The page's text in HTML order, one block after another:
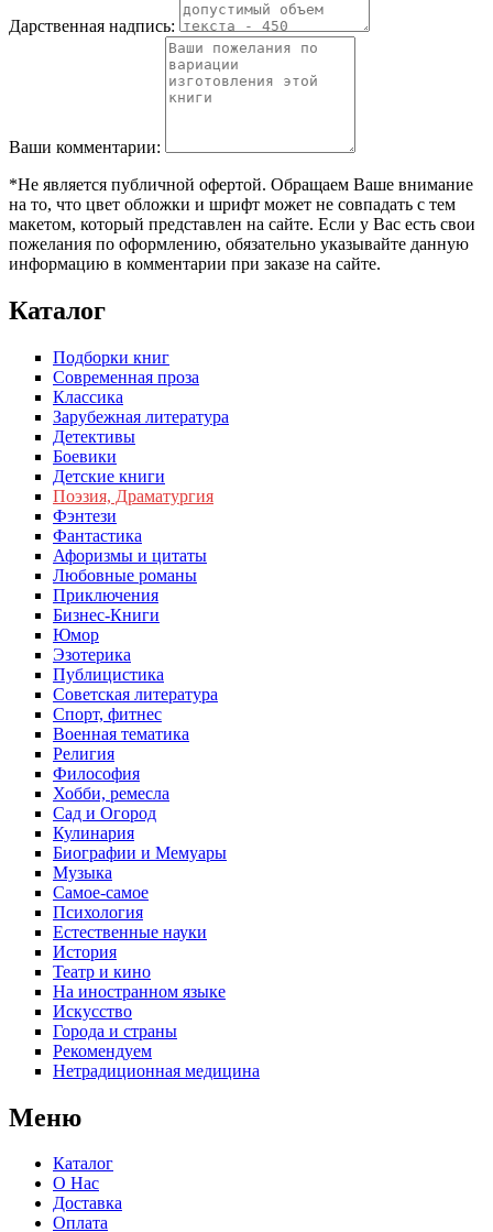
Дарственная надпись:
Ваши комментарии:
*Не является публичной офертой. Обращаем Ваше внимание
на то, что цвет обложки и шрифт может не совпадать с тем
макетом, который представлен на сайте. Если у Вас есть свои
пожелания по оформлению, обязательно указывайте данную
информацию в комментарии при заказе на сайте.
Каталог
Подборки книг
Современная проза
Классика
Зарубежная литература
Детективы
Боевики
Детские книги
Поэзия, Драматургия
Фэнтези
Фантастика
Афоризмы и цитаты
Любовные романы
Приключения
Бизнес-Книги
Юмор
Эзотерика
Публицистика
Советская литература
Спорт, фитнес
Военная тематика
Религия
Философия
Хобби, ремесла
Сад и Огород
Кулинария
Биографии и Мемуары
Музыка
Самое-самое
Психология
Естественные науки
История
Театр и кино
На иностранном языке
Искусство
Города и страны
Рекомендуем
Нетрадиционная медицина
Меню
Каталог
О Нас
Доставка
Оплата